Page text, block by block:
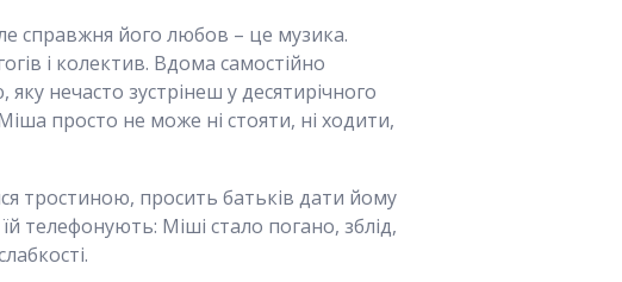
справжня його любов – це музика.
і колектив. Вдома самостійно
нечасто зустрінеш у десятирічного
просто не може ні стояти, ні ходити,
тростиною, просить батьків дати йому
телефонують: Міші стало погано, зблід,